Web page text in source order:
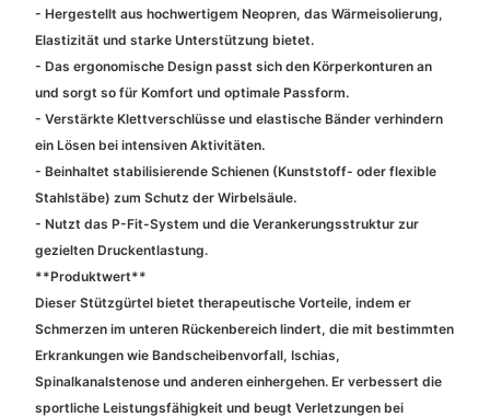
- Hergestellt aus hochwertigem Neopren, das Wärmeisolierung,
Elastizität und starke Unterstützung bietet.
- Das ergonomische Design passt sich den Körperkonturen an
und sorgt so für Komfort und optimale Passform.
- Verstärkte Klettverschlüsse und elastische Bänder verhindern
ein Lösen bei intensiven Aktivitäten.
- Beinhaltet stabilisierende Schienen (Kunststoff- oder flexible
Stahlstäbe) zum Schutz der Wirbelsäule.
- Nutzt das P-Fit-System und die Verankerungsstruktur zur
gezielten Druckentlastung.
**Produktwert**
Dieser Stützgürtel bietet therapeutische Vorteile, indem er
Schmerzen im unteren Rückenbereich lindert, die mit bestimmten
Erkrankungen wie Bandscheibenvorfall, Ischias,
Spinalkanalstenose und anderen einhergehen. Er verbessert die
sportliche Leistungsfähigkeit und beugt Verletzungen bei